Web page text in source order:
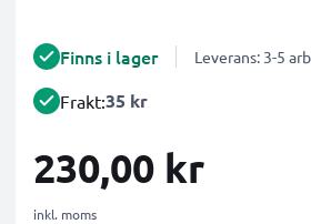
Finns i lager Leverans: 3-5
Frakt:35 kr
230,00 kr
inkl. moms